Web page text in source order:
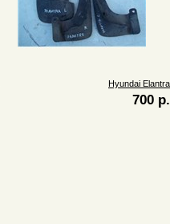
Hyundai Elantra
700 р.